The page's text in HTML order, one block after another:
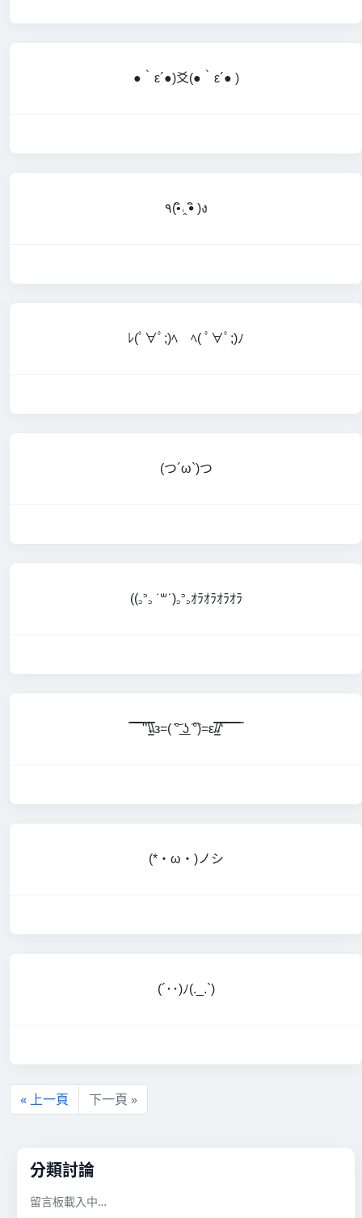
●｀ε´●)爻(●｀ε´● )
٩(•ิ˓̭ •ิ )ง
ﾚ(ﾟ∀ﾟ;)ﾍ ﾍ( ﾟ∀ﾟ;)ﾉ
(つ´ω`)つ
((꜆꜄꜆ ˙꒳˙)꜆꜄꜆ｵﾗｵﾗｵﾗｵﾗ
̿̿ ̿̿ ̿̿ ̿'̿’\̵͇̿̿\з=( ͠° ͟ʖ ͡°)=ε/̵͇̿̿/‘̿̿ ̿ ̿ ̿ ̿ ̿
(*・ω・)ノシ
(´･･)ﾉ(._.`)
« 上一頁 下一頁 »
分類討論
留言板載入中…